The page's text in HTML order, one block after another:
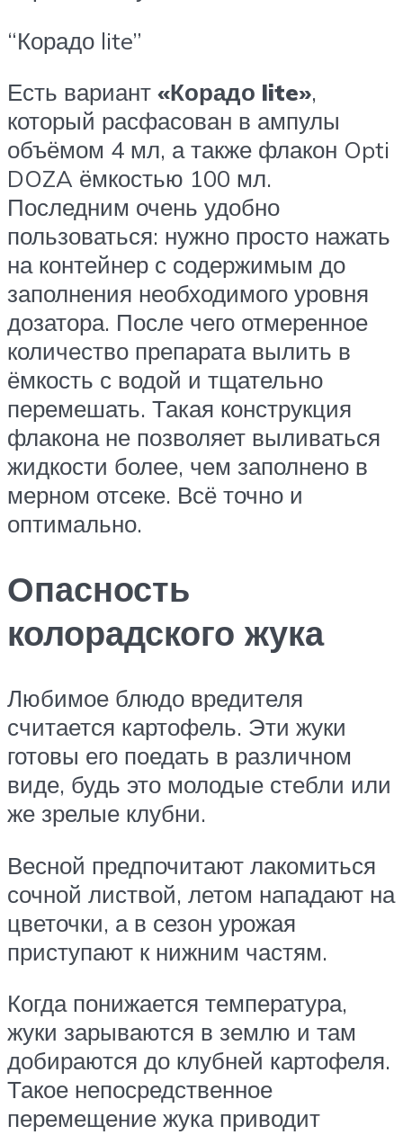
“Корадо lite”
Есть вариант «Корадо lite»,
который расфасован в ампулы
объёмом 4 мл, а также флакон Opti
DOZA ёмкостью 100 мл.
Последним очень удобно
пользоваться: нужно просто нажать
на контейнер с содержимым до
заполнения необходимого уровня
дозатора. После чего отмеренное
количество препарата вылить в
ёмкость с водой и тщательно
перемешать. Такая конструкция
флакона не позволяет выливаться
жидкости более, чем заполнено в
мерном отсеке. Всё точно и
оптимально.
Опасность
колорадского жука
Любимое блюдо вредителя
считается картофель. Эти жуки
готовы его поедать в различном
виде, будь это молодые стебли или
же зрелые клубни.
Весной предпочитают лакомиться
сочной листвой, летом нападают на
цветочки, а в сезон урожая
приступают к нижним частям.
Когда понижается температура,
жуки зарываются в землю и там
добираются до клубней картофеля.
Такое непосредственное
перемещение жука приводит